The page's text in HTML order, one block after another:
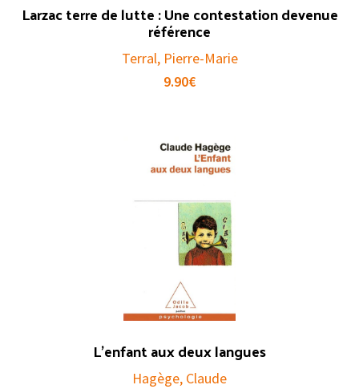
Larzac terre de lutte : Une contestation devenue
référence
Terral, Pierre-Marie
9.90€
L’enfant aux deux langues
Hagège, Claude